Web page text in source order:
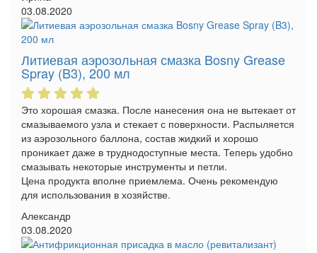
03.08.2020
Литиевая аэрозольная смазка Bosny Grease
Spray (B3), 200 мл
Это хорошая смазка. После нанесения она не вытекает от
смазываемого узла и стекает с поверхности. Распыляется
из аэрозольного баллона, состав жидкий и хорошо
проникает даже в труднодоступные места. Теперь удобно
смазывать некоторые инструменты и петли.
Цена продукта вполне приемлема. Очень рекомендую
для использования в хозяйстве.
Александр
03.08.2020